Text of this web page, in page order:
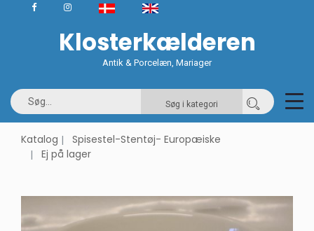
Klosterkælderen
Antik & Porcelæn, Mariager
Søg i kategori
Katalog
Spisestel-Stentøj- Europæiske
Ej på lager